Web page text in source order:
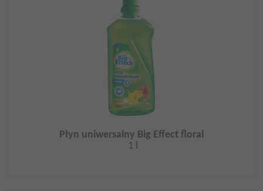
Płyn uniwersalny Big Effect floral
1 l